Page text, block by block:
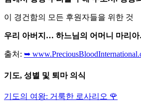
이 경건함의 모든 후원자들을 위한 것
우리 아버지… 하느님의 어머니 마리
출처: ➥
기도, 성별 및 퇴마 의식
기도의 여왕: 거룩한 로사리오 🌹